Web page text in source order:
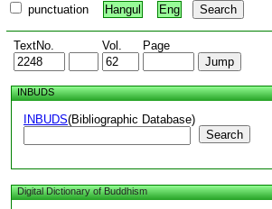
punctuation Hangul Eng
TextNo. Vol. Page
INBUDS
INBUDS(Bibliographic Database)
Search
Digital Dictionary of Buddhism